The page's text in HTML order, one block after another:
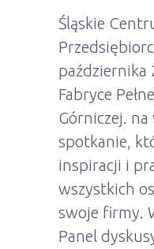
Śląskie
października
Fabryce
Górniczej.
spotkanie,
inspiracji i
wszystkich
swoje firmy.
Panel